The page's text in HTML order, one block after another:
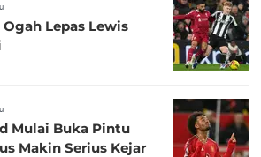
Lepas Lewis
Mulai Buka Pintu
Makin Serius Kejar